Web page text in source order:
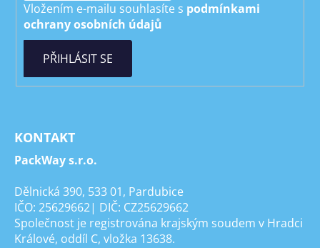
Vložením e-mailu souhlasíte s podmínkami
ochrany osobních údajů
PŘIHLÁSIT SE
KONTAKT
PackWay s.r.o.
Dělnická 390, 533 01, Pardubice
IČO: 25629662| DIČ: CZ25629662
Společnost je registrována krajským soudem v Hradci
Králové, oddíl C, vložka 13638.